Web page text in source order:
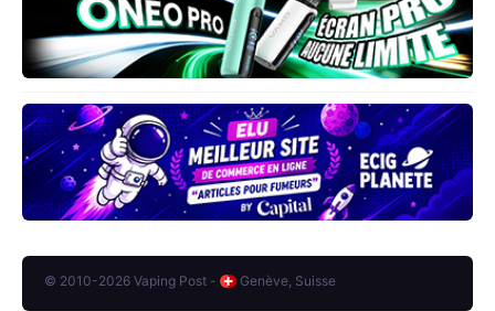
© 2010-2026 Vaping Post - Genève, Suisse